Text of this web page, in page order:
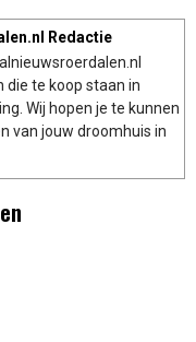
Redactie
te koop staan in
Wij hopen je te kunnen
van jouw droomhuis in